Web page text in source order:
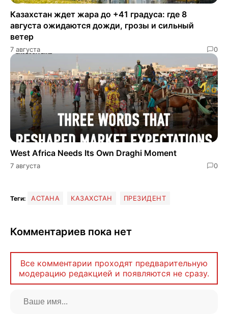
Казахстан ждет жара до +41 градуса: где 8
августа ожидаются дожди, грозы и сильный
ветер
7 августа 0
West Africa Needs Its Own Draghi Moment
7 августа 0
Теги: АСТАНА КАЗАХСТАН ПРЕЗИДЕНТ
Комментариев пока нет
Все комментарии проходят предварительную
модерацию редакцией и появляются не сразу.